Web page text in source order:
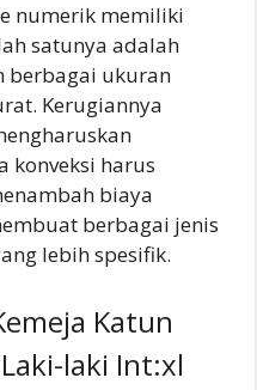
numerik memiliki
satunya adalah
berbagai ukuran
Kerugiannya
konveksi harus
biaya
berbagai jenis
lebih spesifik.
Katun
laki Int:xl